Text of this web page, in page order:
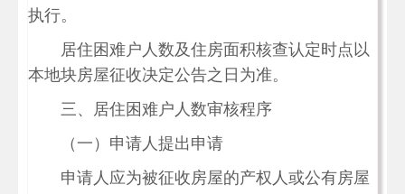
执行。
居住困难户人数及住房面积核查认定时点以
本地块房屋征收决定公告之日为准。
三、居住困难户人数审核程序
（一）申请人提出申请
申请人应为被征收房屋的产权人或公有房屋